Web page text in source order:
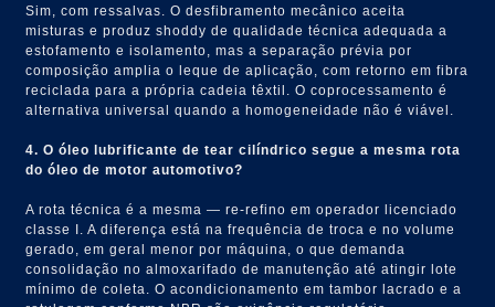
Sim, com ressalvas. O desfibramento mecânico aceita
misturas e produz shoddy de qualidade técnica adequada a
estofamento e isolamento, mas a separação prévia por
composição amplia o leque de aplicação, com retorno em fibra
reciclada para a própria cadeia têxtil. O coprocessamento é
alternativa universal quando a homogeneidade não é viável.
4. O óleo lubrificante de tear cilíndrico segue a mesma rota
do óleo de motor automotivo?
A rota técnica é a mesma — re-refino em operador licenciado
classe I. A diferença está na frequência de troca e no volume
gerado, em geral menor por máquina, o que demanda
consolidação no almoxarifado de manutenção até atingir lote
mínimo de coleta. O acondicionamento em tambor lacrado e a